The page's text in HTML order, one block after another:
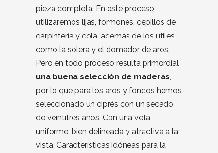
pieza completa. En este proceso
utilizaremos lijas, formones, cepillos de
carpintería y cola, además de los útiles
como la solera y el domador de aros.
Pero en todo proceso resulta primordial
una buena selección de maderas
por lo que para los aros y fondos hemos
seleccionado un ciprés con un secado
de veintitrés años. Con una veta
uniforme, bien delineada y atractiva a la
vista. Características idóneas para la